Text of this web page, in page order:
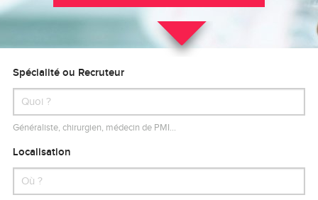
Spécialité ou Recruteur
Généraliste, chirurgien, médecin de PMI…
Localisation